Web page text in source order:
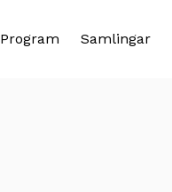
Program Samlingar